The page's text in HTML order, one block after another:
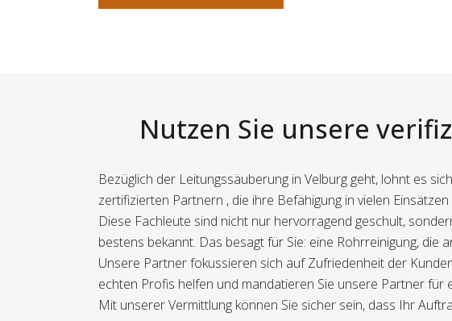
Nutzen Sie unsere
Bezüglich der Leitungssäuberung in Velburg geht, lohnt es
zertifizierten Partnern , die ihre Befähigung in vielen
Diese Fachleute sind nicht nur hervorragend geschult,
bestens bekannt. Das besagt für Sie: eine Rohrreinigung,
Unsere Partner fokussieren sich auf Zufriedenheit der
echten Profis helfen und mandatieren Sie unsere Partner für
Mit unserer Vermittlung können Sie sicher sein, dass Ihr